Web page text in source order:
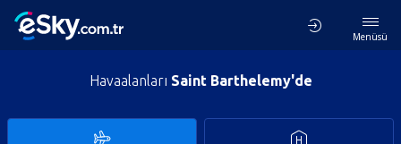
Menüsü
Havaalanları Saint Barthelemy'de